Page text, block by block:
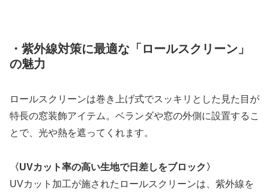
・紫外線対策に最適な「ロールスクリーン」
の魅力
ロールスクリーンは巻き上げ式でスッキリとした見た目が
特長の窓装飾アイテム。ベランダや窓の外側に設置するこ
とで、光や熱を遮ってくれます。
〈UVカット率の高い生地で日差しをブロック〉
UVカット加工が施されたロールスクリーンは、紫外線を